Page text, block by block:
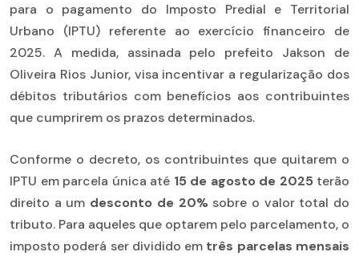
para o pagamento do Imposto Predial e Territorial
Urbano (IPTU) referente ao exercício financeiro de
2025. A medida, assinada pelo prefeito Jakson de
Oliveira Rios Junior, visa incentivar a regularização dos
débitos tributários com benefícios aos contribuintes
que cumprirem os prazos determinados.
Conforme o decreto, os contribuintes que quitarem o
IPTU em parcela única até 15 de agosto de 2025 terão
direito a um desconto de 20%sobre o valor total do
tributo. Para aqueles que optarem pelo parcelamento, o
imposto poderá ser dividido em três parcelas mensais